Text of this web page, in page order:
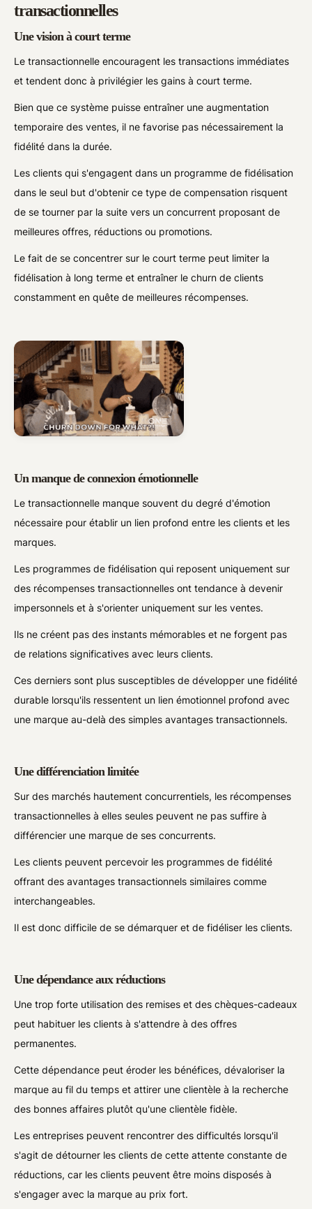
transactionnelles
Une vision à court terme
Le transactionnelle encouragent les transactions immédiates
et tendent donc à privilégier les gains à court terme.
Bien que ce système puisse entraîner une augmentation
temporaire des ventes, il ne favorise pas nécessairement la
fidélité dans la durée.
Les clients qui s'engagent dans un programme de fidélisation
dans le seul but d'obtenir ce type de compensation risquent
de se tourner par la suite vers un concurrent proposant de
meilleures offres, réductions ou promotions.
Le fait de se concentrer sur le court terme peut limiter la
fidélisation à long terme et entraîner le churn de clients
constamment en quête de meilleures récompenses.
Un manque de connexion émotionnelle
Le transactionnelle manque souvent du degré d'émotion
nécessaire pour établir un lien profond entre les clients et les
marques.
Les programmes de fidélisation qui reposent uniquement sur
des récompenses transactionnelles ont tendance à devenir
impersonnels et à s'orienter uniquement sur les ventes.
Ils ne créent pas des instants mémorables et ne forgent pas
de relations significatives avec leurs clients.
Ces derniers sont plus susceptibles de développer une fidélité
durable lorsqu'ils ressentent un lien émotionnel profond avec
une marque au-delà des simples avantages transactionnels.
Une différenciation limitée
Sur des marchés hautement concurrentiels, les récompenses
transactionnelles à elles seules peuvent ne pas suffire à
différencier une marque de ses concurrents.
Les clients peuvent percevoir les programmes de fidélité
offrant des avantages transactionnels similaires comme
interchangeables.
Il est donc difficile de se démarquer et de fidéliser les clients.
Une dépendance aux réductions
Une trop forte utilisation des remises et des chèques-cadeaux
peut habituer les clients à s'attendre à des offres
permanentes.
Cette dépendance peut éroder les bénéfices, dévaloriser la
marque au fil du temps et attirer une clientèle à la recherche
des bonnes affaires plutôt qu'une clientèle fidèle.
Les entreprises peuvent rencontrer des difficultés lorsqu'il
s'agit de détourner les clients de cette attente constante de
réductions, car les clients peuvent être moins disposés à
s'engager avec la marque au prix fort.